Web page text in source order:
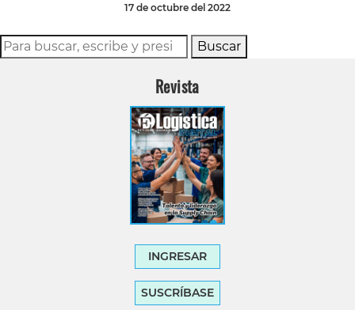
17 de octubre del 2022
Buscar
Revista
INGRESAR
SUSCRÍBASE